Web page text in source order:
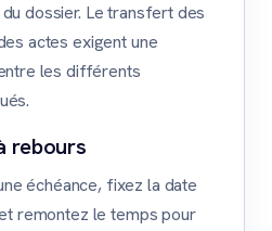
dossier. Le transfert des
actes exigent une
les différents
rebours
échéance, fixez la date
remontez le temps pour